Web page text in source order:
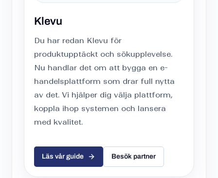
Klevu
Du har redan Klevu för
produktupptäckt och sökupplevelse.
Nu handlar det om att bygga en e-
handelsplattform som drar full nytta
av det. Vi hjälper dig välja plattform,
koppla ihop systemen och lansera
med kvalitet.
Läs vår guide Besök partner